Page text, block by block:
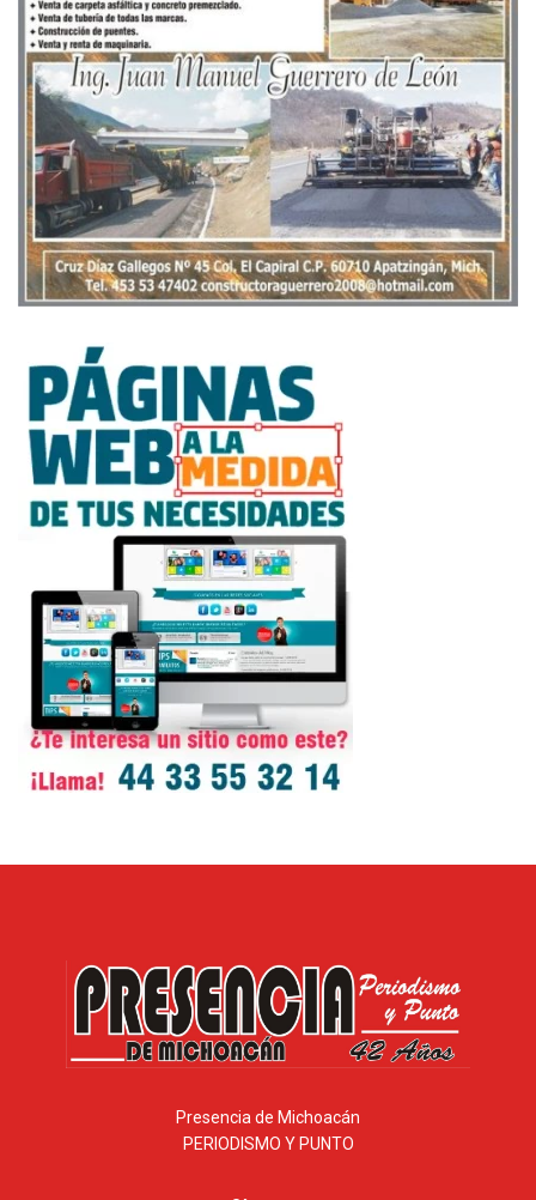
Presencia de Michoacán
PERIODISMO Y PUNTO